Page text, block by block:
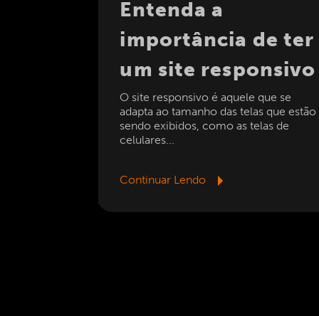
Entenda a
importância de ter
um site responsivo
O site responsivo é aquele que se
adapta ao tamanho das telas que estão
sendo exibidos, como as telas de
celulares...
Continuar Lendo